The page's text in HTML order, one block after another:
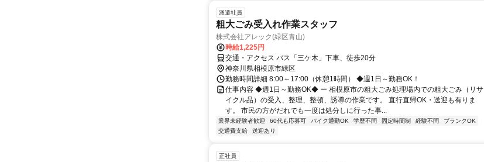
派遣社員
粗大ごみ受入れ作業スタッフ
株式会社アレック(緑区青山)
時給1,225円
交通・アクセス バス「三ケ木」下車、徒歩20分
神奈川県相模原市緑区
勤務時間詳細 8:00～17:00（休憩1時間） ◆週1日～勤務OK！
仕事内容 ◆週1日～勤務OK◆ ー 相模原市の粗大ごみ処理場内での粗大ごみ（リサ
イクル品）の受入、整理、整頓、誘導の作業です。 直行直帰OK・送迎も有りま
す。 市民の方がだれでも一度は処分しに行った事...
業界未経験者歓迎 60代も応募可 バイク通勤OK 学歴不問 固定時間制 経験不問
ブランクOK
交通費支給
送迎あり
正社員